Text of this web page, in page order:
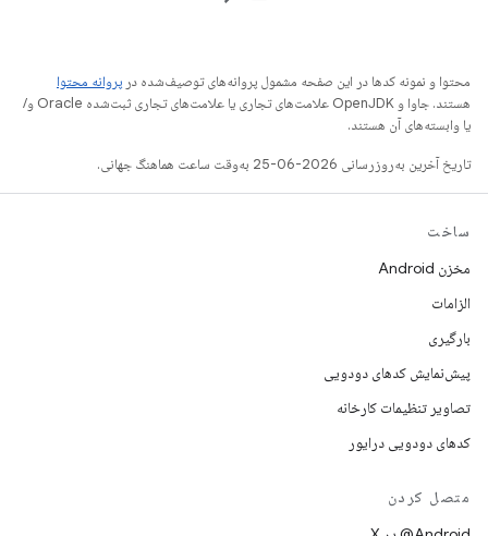
محتوا و نمونه کدها در این صفحه مشمول پروانه‌های توصیف‌شده در پروانه محتوا
هستند. جاوا و OpenJDK علامت‌های تجاری یا علامت‌های تجاری ثبت‌شده Oracle و/
یا وابسته‌های آن هستند.
تاریخ آخرین به‌روزرسانی 2026-06-25 به‌وقت ساعت هماهنگ جهانی.
ساخت
مخزن Android
الزامات
بارگیری
پیش‌نمایش کدهای دودویی
تصاویر تنظیمات کارخانه
کدهای دودویی درایور
متصل کردن